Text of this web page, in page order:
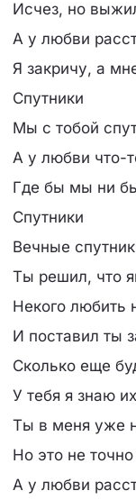
Исчез, но
А у любви
Я закричу, а
Спутники
Мы с тобой
А у любви что-
Где бы мы ни
Спутники
Вечные
Ты решил, что
Некого любить
И поставил ты
Сколько еще
У тебя я знаю
Ты в меня уже
Но это не точно
А у любви